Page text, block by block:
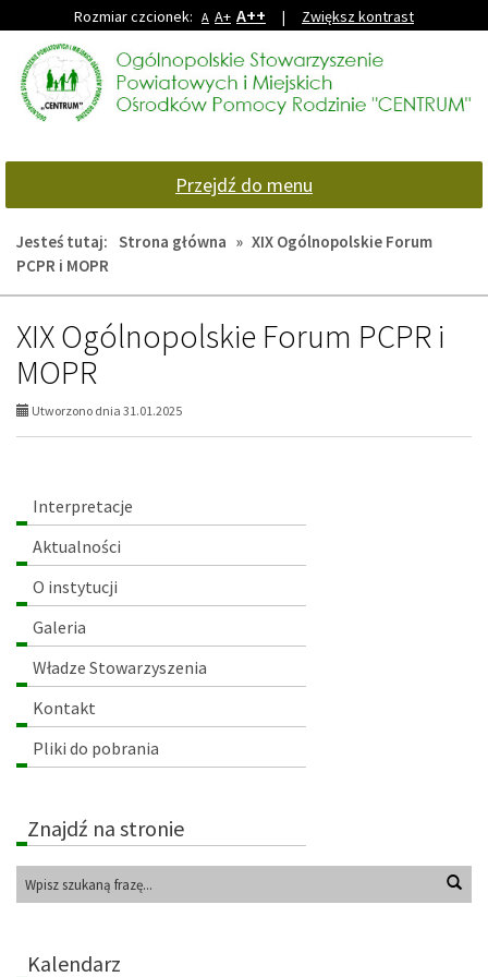
głównej
treści
wyszukiwarki
Rozmiar czcionek: A A+ A++ | Zwiększ kontrast
Przejdź do menu
Jesteś tutaj: Strona główna » XIX Ogólnopolskie Forum
PCPR i MOPR
XIX Ogólnopolskie Forum PCPR i
MOPR
Utworzono dnia 31.01.2025
Menu
główne
Interpretacje
Aktualności
O instytucji
Galeria
Władze Stowarzyszenia
Kontakt
Pliki do pobrania
Znajdź na stronie
Kalendarz